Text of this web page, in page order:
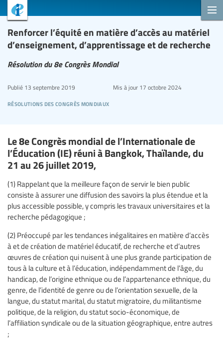
Renforcer l’équité en matière d’accès au matériel
d’enseignement, d’apprentissage et de recherche
Résolution du 8e Congrès Mondial
résolutions des congrès mondiaux
Publié 13 septembre 2019 Mis à jour17 octobre 2024
Le 8e Congrès mondial de l’Internationale de
l’Éducation (IE) réuni à Bangkok, Thaïlande, du
21 au 26 juillet 2019,
(1) Rappelant que la meilleure façon de servir le bien public
consiste à assurer une diffusion des savoirs la plus étendue et la
plus accessible possible, y compris les travaux universitaires et la
recherche pédagogique ;
(2) Préoccupé par les tendances inégalitaires en matière d’accès
à et de création de matériel éducatif, de recherche et d’autres
œuvres de création qui nuisent à une plus grande participation de
tous à la culture et à l’éducation, indépendamment de l’âge, du
handicap, de l’origine ethnique ou de l’appartenance ethnique, du
genre, de l’identité de genre ou de l’orientation sexuelle, de la
langue, du statut marital, du statut migratoire, du militantisme
politique, de la religion, du statut socio-économique, de
l’affiliation syndicale ou de la situation géographique, entre autres
;